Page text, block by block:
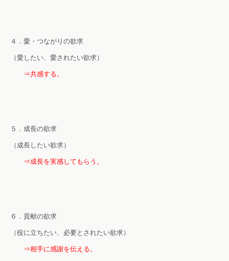
４．愛・つながりの欲求
（愛したい、愛されたい欲求）
⇒共感する。
５．成長の欲求
（成長したい欲求）
⇒成長を実感してもらう。
６．貢献の欲求
（役に立ちたい、必要とされたい欲求）
⇒相手に感謝を伝える。